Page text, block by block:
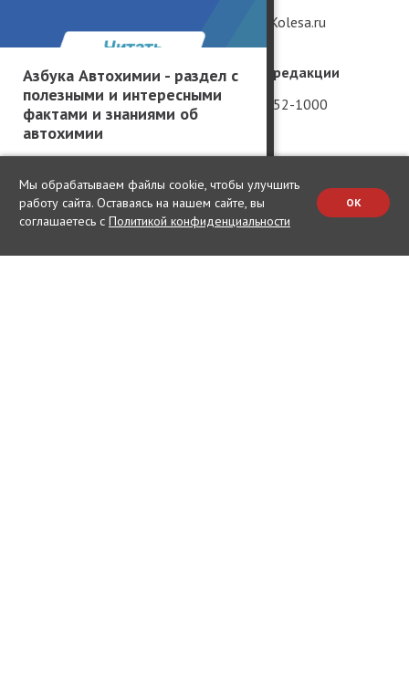
Азбука Автохимии - раздел с
полезными и интересными
фактами и знаниями об
автохимии
Телефон редакции
+7 (981) 952-1000
Рендеры Kolesa.ru
География производителей
Россия
Китай
Германия
Япония
Мы обрабатываем файлы cookie, чтобы улучшить
работу сайта. Оставаясь на нашем сайте, вы
соглашаетесь с Политикой конфиденциальности
OK